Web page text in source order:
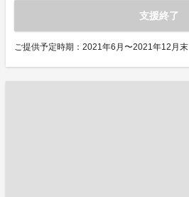
支援終了
ご提供予定時期：2021年6月〜2021年12月末